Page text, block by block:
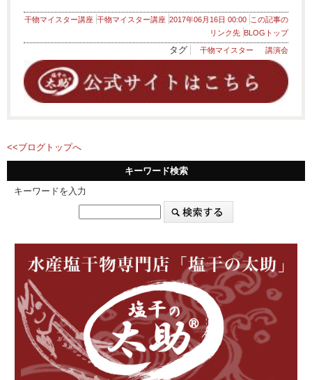
干物マイスター講座 干物マイスター講座 2017年06月16日 00:00 この記事の
リンク先 BLOGトップ
タグ 干物マイスター 講演会
<<ブログトップへ
キーワード検索
キーワードを入力